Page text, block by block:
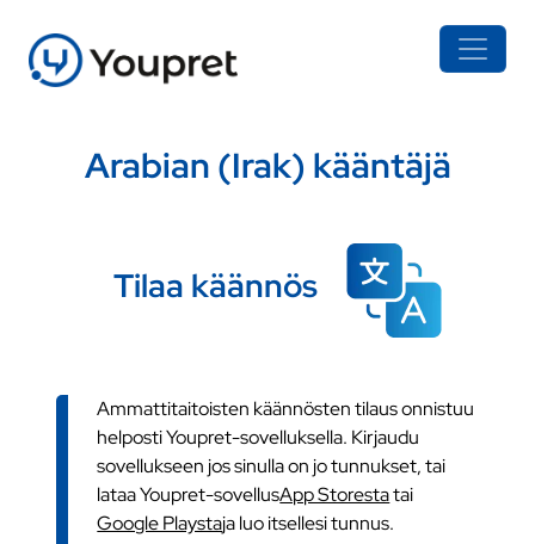
Arabian (Irak) kääntäjä
Tilaa käännös
Ammattitaitoisten käännösten tilaus onnistuu
helposti Youpret-sovelluksella. Kirjaudu
sovellukseen jos sinulla on jo tunnukset, tai
lataa Youpret-sovellusApp Storestatai
Google Playstaja luo itsellesi tunnus.